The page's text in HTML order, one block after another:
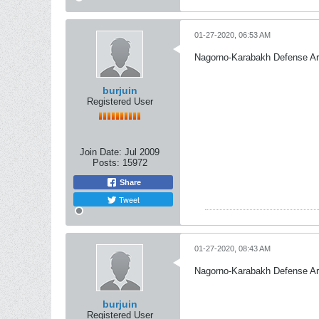
burjuin
Registered User
Join Date: Jul 2009
Posts: 15972
Share
Tweet
01-27-2020, 06:53 AM
Nagorno-Karabakh Defense
burjuin
Registered User
01-27-2020, 08:43 AM
Nagorno-Karabakh Defense